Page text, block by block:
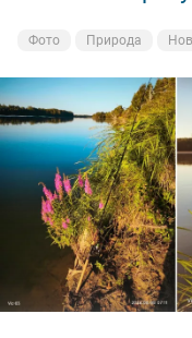
Фото Природа